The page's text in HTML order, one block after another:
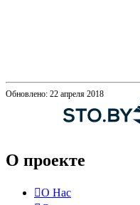
Обновлено: 22 апреля 2018
О проекте
О Нас